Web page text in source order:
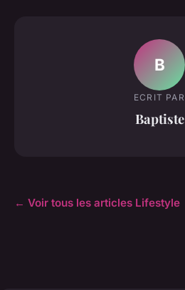
B
ECRIT PAR
Baptiste
← Voir tous les articles Lifestyle